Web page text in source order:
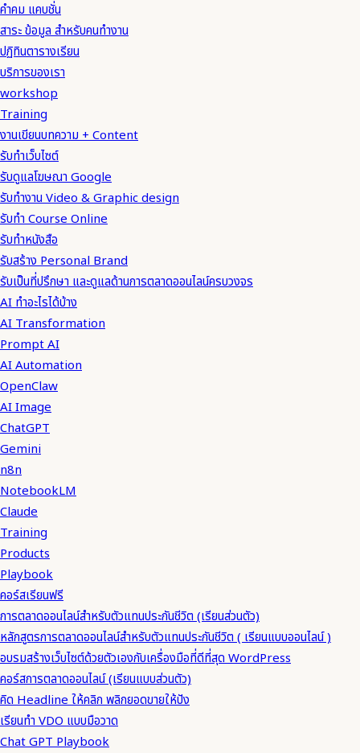
คำคม แคบชั่น
สาระ ข้อมูล สำหรับคนทำงาน
ปฏิทินตารางเรียน
บริการของเรา
workshop
Training
งานเขียนบทความ + Content
รับทำเว็บไซต์
รับดูแลโฆษณา Google
รับทำงาน Video & Graphic design
รับทำ Course Online
รับทำหนังสือ
รับสร้าง Personal Brand
รับเป็นที่ปรึกษา และดูแลด้านการตลาดออนไลน์ครบวงจร
AI ทำอะไรได้บ้าง
AI Transformation
Prompt AI
AI Automation
OpenClaw
AI Image
ChatGPT
Gemini
n8n
NotebookLM
Claude
Training
Products
Playbook
คอร์สเรียนฟรี
การตลาดออนไลน์สำหรับตัวแทนประกันชีวิต (เรียนส่วนตัว)
หลักสูตรการตลาดออนไลน์สำหรับตัวแทนประกันชีวิต ( เรียนแบบออนไลน์ )
อบรมสร้างเว็บไซต์ด้วยตัวเองกับเครื่องมือที่ดีที่สุด WordPress
คอร์สการตลาดออนไลน์ (เรียนแบบส่วนตัว)
คิด Headline ให้คลิก พลิกยอดขายให้ปัง
เรียนทำ VDO แบบมือวาด
Chat GPT Playbook